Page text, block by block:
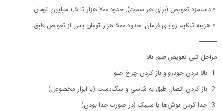
• دستمزد تعویض (برای هر سمت): حدود ۷۰۰ هزار تا ۱.۵ میلیون تومان
• هزینه تنظیم زوایای فرمان: حدود ۵۰۰ هزار تومان پس از تعویض طبق
⸻
مراحل کلی تعویض طبق بالا
1. بالا بردن خودرو و باز کردن چرخ جلو
2. باز کردن اتصال طبق به شاسی و سگ‌دست (با ابزار مخصوص)
3. جدا کردن بوش‌ها یا سیبک (در صورت جدا بودن)